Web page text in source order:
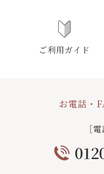
ご利用ガイド
お電話・
［